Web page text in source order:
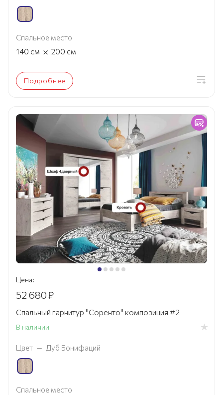
Спальное место
140 см × 200 см
Подробнее
Цена:
52 680₽
Спальный гарнитур "Соренто" композиция #2
В наличии
Цвет — Дуб Бонифаций
Спальное место